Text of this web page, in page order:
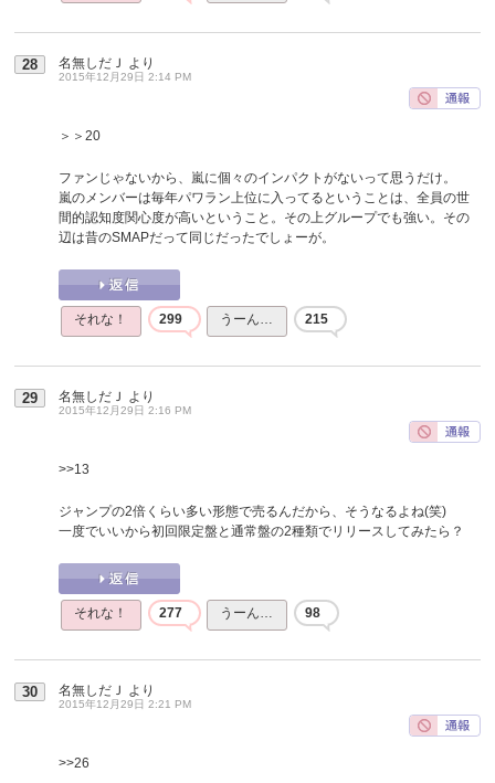
28 名無しだＪ より
2015年12月29日 2:14 PM
＞＞20
ファンじゃないから、嵐に個々のインパクトがないって思うだけ。
嵐のメンバーは毎年パワラン上位に入ってるということは、全員の世
間的認知度関心度が高いということ。その上グループでも強い。その
辺は昔のSMAPだって同じだったでしょーが。
それな！ 299 うーん… 215
29 名無しだＪ より
2015年12月29日 2:16 PM
>>13
ジャンプの2倍くらい多い形態で売るんだから、そうなるよね(笑)
一度でいいから初回限定盤と通常盤の2種類でリリースしてみたら？
それな！ 277 うーん… 98
30 名無しだＪ より
2015年12月29日 2:21 PM
>>26